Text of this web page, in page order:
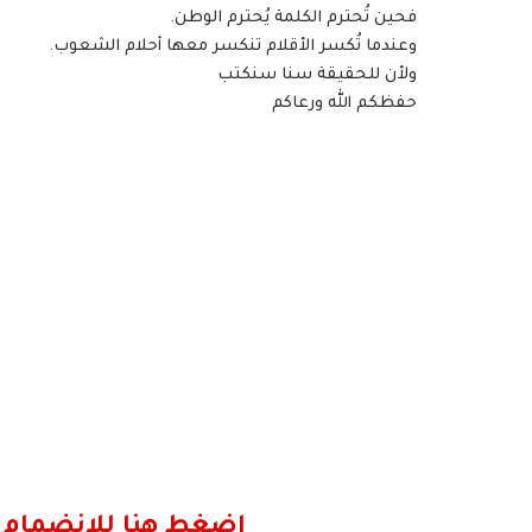
فحين تُحترم الكلمة يُحترم الوطن.
وعندما تُكسر الأقلام تنكسر معها أحلام الشعوب.
ولأن للحقيقة سنا سنكتب
حفظكم الله ورعاكم